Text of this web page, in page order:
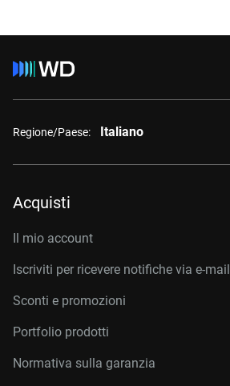
Regione/Paese: Italiano
Acquisti
Il mio account
Iscriviti per ricevere notifiche via e-mail
Sconti e promozioni
Portfolio prodotti
Normativa sulla garanzia